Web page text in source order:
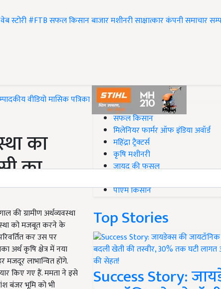
वेब स्टोरी#FTBसफल किसानबाजारमशीनरीसाक्षात्कारकंपनी समाचार
वीडियोमासिक पत्रिका
का
का
की ग्रामीण अर्थव्यवस्था
को मजबूत करने के
कर उस पर
अर्थ कृषि क्षेत्र में नया
लाभान्वित होंगे.
किए गए हैं. ममता ने इसे
बंजर भूमि को भी
#Top on Krishi Jagran
सफल किसान
मिलेनियर फार्मर ऑफ इंडिया अवॉर्ड
महिंद्रा ट्रैक्टर्स
कृषि मशीनरी
जायद की फसल
पीएम किसान
Top Stories
Success Story: